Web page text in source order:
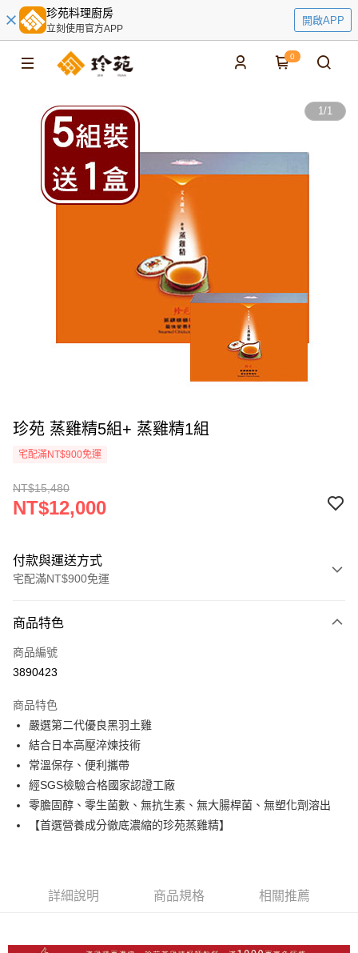
珍苑料理廚房
立刻使用官方APP
開啟APP
0
1/1
珍苑 蒸雞精5組+ 蒸雞精1組
宅配滿NT$900免運
NT$15,480
NT$12,000
付款與運送方式
宅配滿NT$900免運
信用卡一次付款
LINE Pay
街口支付
悠遊付
ATM付款
運送方式
商品特色
商品編號
3890423
商品特色
嚴選第二代優良黑羽土雞
結合日本高壓淬煉技術
常溫保存、便利攜帶
經SGS檢驗合格國家認證工廠
零膽固醇、零生菌數、無抗生素、無大腸桿菌、無塑化劑溶出
【首選營養成分徹底濃縮的珍苑蒸雞精】
詳細說明 商品規格 相關推薦